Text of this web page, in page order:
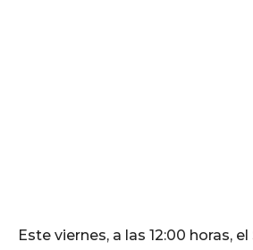
Este viernes, a las 12:00 horas,